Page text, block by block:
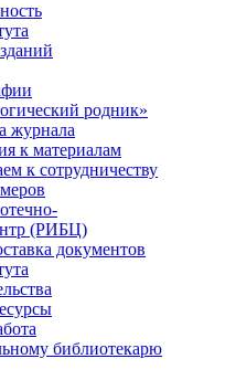
родник»
журнала
к материалам
к сотрудничеству
(РИБЦ)
документов
библиотекарю